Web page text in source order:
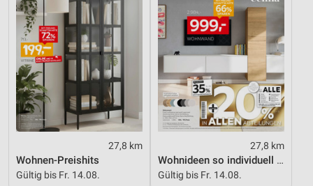
27,8 km
Wohnen-Preishits
Gültig bis Fr. 14.08.
27,8 km
Wohnideen so individuell wie du!
Gültig bis Fr. 14.08.